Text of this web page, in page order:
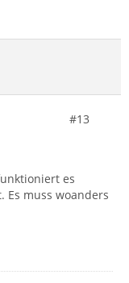
#13
es
Es muss woanders